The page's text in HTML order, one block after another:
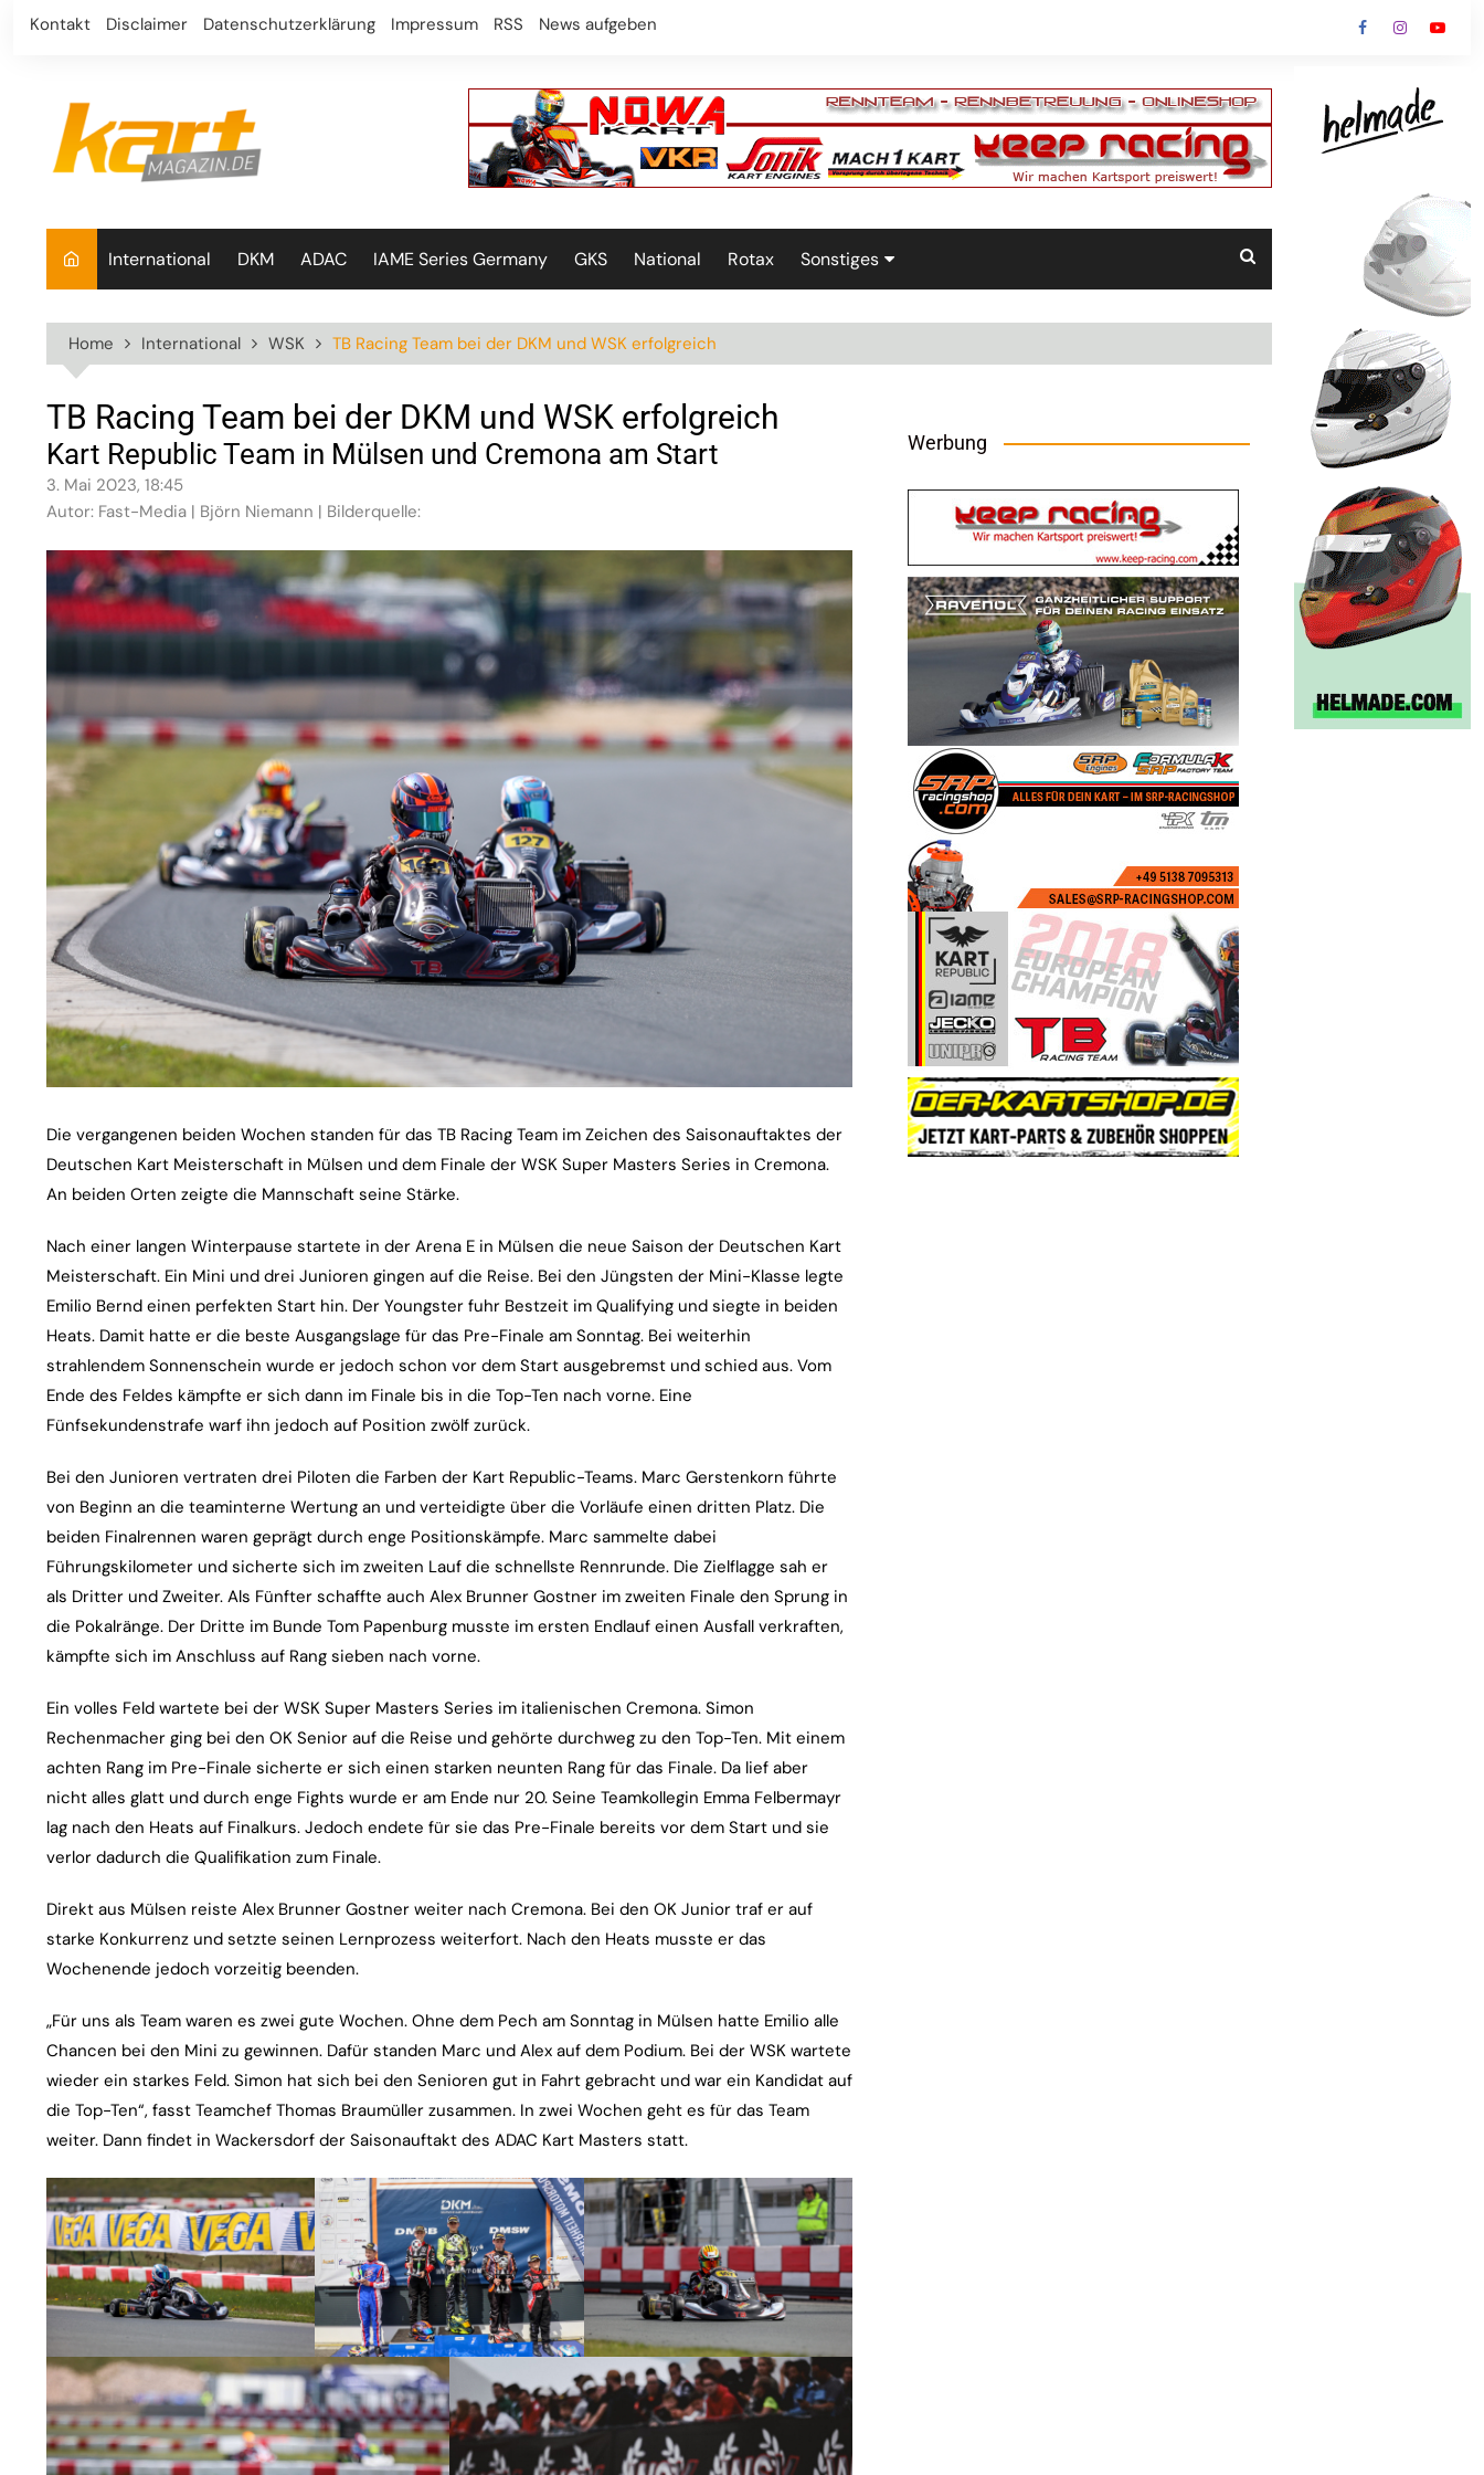
Skip
Kontakt Disclaimer Datenschutzerklärung Impressum RSS News aufgeben
International DKM ADAC IAME Series Germany GKS National Rotax Sonstiges
Home International WSK TB Racing Team bei der DKM und WSK erfolgreich
TB Racing Team bei der DKM und WSK erfolgreich
Kart Republic Team in Mülsen und Cremona am Start
3. Mai 2023, 18:45
Autor: Fast-Media | Björn Niemann | Bilderquelle:
Die vergangenen beiden Wochen standen für das TB Racing Team im Zeichen des Saisonauftaktes der
Deutschen Kart Meisterschaft in Mülsen und dem Finale der WSK Super Masters Series in Cremona.
An beiden Orten zeigte die Mannschaft seine Stärke.
Nach einer langen Winterpause startete in der Arena E in Mülsen die neue Saison der Deutschen Kart
Meisterschaft. Ein Mini und drei Junioren gingen auf die Reise. Bei den Jüngsten der Mini-Klasse legte
Emilio Bernd einen perfekten Start hin. Der Youngster fuhr Bestzeit im Qualifying und siegte in beiden
Heats. Damit hatte er die beste Ausgangslage für das Pre-Finale am Sonntag. Bei weiterhin
strahlendem Sonnenschein wurde er jedoch schon vor dem Start ausgebremst und schied aus. Vom
Ende des Feldes kämpfte er sich dann im Finale bis in die Top-Ten nach vorne. Eine
Fünfsekundenstrafe warf ihn jedoch auf Position zwölf zurück.
Bei den Junioren vertraten drei Piloten die Farben der Kart Republic-Teams. Marc Gerstenkorn führte
von Beginn an die teaminterne Wertung an und verteidigte über die Vorläufe einen dritten Platz. Die
beiden Finalrennen waren geprägt durch enge Positionskämpfe. Marc sammelte dabei
Führungskilometer und sicherte sich im zweiten Lauf die schnellste Rennrunde. Die Zielflagge sah er
als Dritter und Zweiter. Als Fünfter schaffte auch Alex Brunner Gostner im zweiten Finale den Sprung in
die Pokalränge. Der Dritte im Bunde Tom Papenburg musste im ersten Endlauf einen Ausfall verkraften,
kämpfte sich im Anschluss auf Rang sieben nach vorne.
Ein volles Feld wartete bei der WSK Super Masters Series im italienischen Cremona. Simon
Rechenmacher ging bei den OK Senior auf die Reise und gehörte durchweg zu den Top-Ten. Mit einem
achten Rang im Pre-Finale sicherte er sich einen starken neunten Rang für das Finale. Da lief aber
nicht alles glatt und durch enge Fights wurde er am Ende nur 20. Seine Teamkollegin Emma Felbermayr
lag nach den Heats auf Finalkurs. Jedoch endete für sie das Pre-Finale bereits vor dem Start und sie
verlor dadurch die Qualifikation zum Finale.
Direkt aus Mülsen reiste Alex Brunner Gostner weiter nach Cremona. Bei den OK Junior traf er auf
starke Konkurrenz und setzte seinen Lernprozess weiterfort. Nach den Heats musste er das
Wochenende jedoch vorzeitig beenden.
„Für uns als Team waren es zwei gute Wochen. Ohne dem Pech am Sonntag in Mülsen hatte Emilio alle
Chancen bei den Mini zu gewinnen. Dafür standen Marc und Alex auf dem Podium. Bei der WSK wartete
wieder ein starkes Feld. Simon hat sich bei den Senioren gut in Fahrt gebracht und war ein Kandidat auf
die Top-Ten“, fasst Teamchef Thomas Braumüller zusammen. In zwei Wochen geht es für das Team
weiter. Dann findet in Wackersdorf der Saisonauftakt des ADAC Kart Masters statt.
Werbung